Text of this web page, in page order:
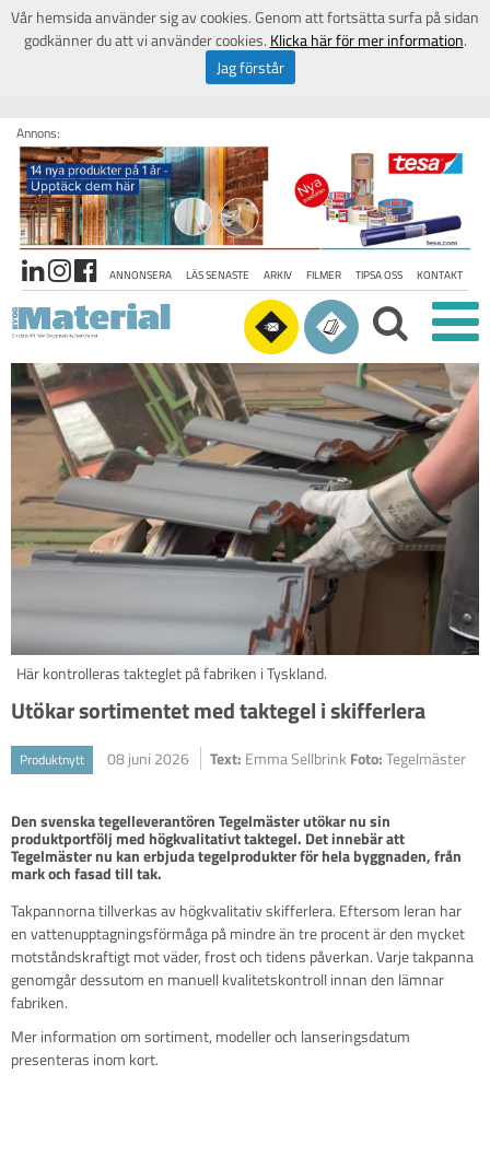
Annons:
ANNONSERA LÄS SENASTE ARKIV FILMER TIPSA OSS KONTAKT
Här kontrolleras takteglet på fabriken i Tyskland.
Utökar sortimentet med taktegel i skifferlera
Produktnytt 08 juni 2026 Text: Emma Sellbrink Foto:Tegelmäster
Den svenska tegelleverantören Tegelmäster utökar nu sin
produktportfölj med högkvalitativt taktegel. Det innebär att
Tegelmäster nu kan erbjuda tegelprodukter för hela byggnaden, från
mark och fasad till tak.
Takpannorna tillverkas av högkvalitativ skifferlera. Eftersom leran har
en vattenupptagningsförmåga på mindre än tre procent är den mycket
motståndskraftigt mot väder, frost och tidens påverkan. Varje takpanna
genomgår dessutom en manuell kvalitetskontroll innan den lämnar
fabriken.
Mer information om sortiment, modeller och lanseringsdatum
presenteras inom kort.
Vår hemsida använder sig av cookies. Genom att fortsätta surfa på sidan
godkänner du att vi använder cookies. Klicka här för mer information.
Jag förstår